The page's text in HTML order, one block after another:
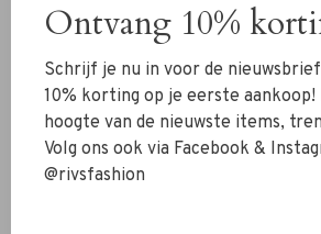
Sort by:
Showing 1 - 3 of 3
Ontvang 10%
Schrijf je nu in voor de
10% korting op je eerste aankoop!
hoogte van de nieuwste items,
Volg ons ook via Facebook &
@rivsfashion